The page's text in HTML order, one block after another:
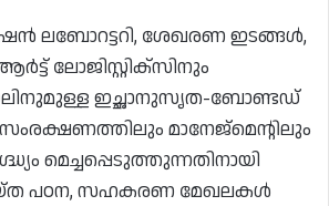
ലബോറട്ടറി, ശേഖരണ ​​ഇടങ്ങൾ,
ലോജിസ്റ്റിക്സിനും
ഇച്ഛാനുസൃത-ബോണ്ടഡ്
മാനേജ്മെന്റിലും
മെച്ചപ്പെടുത്തുന്നതിനായി
പഠന, സഹകരണ മേഖലകൾ